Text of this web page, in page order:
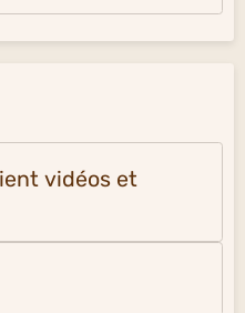
vidéos et